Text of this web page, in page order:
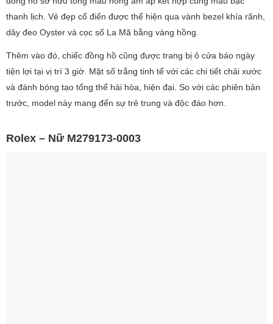
thanh lịch. Vẻ đẹp cổ điển được thể hiện qua vành bezel khía rãnh,
dây đeo Oyster và cọc số La Mã bằng vàng hồng.
Thêm vào đó, chiếc đồng hồ cũng được trang bị ô cửa báo ngày
tiện lợi tại vị trí 3 giờ. Mặt số trắng tinh tế với các chi tiết chải xước
và đánh bóng tạo tổng thể hài hòa, hiện đại. So với các phiên bản
trước, model này mang đến sự trẻ trung và độc đáo hơn.
Rolex – Nữ M279173-0003